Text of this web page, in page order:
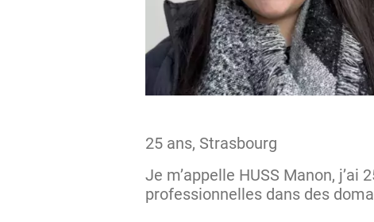
25 ans, Strasbourg
Je m’appelle HUSS Manon,
professionnelles dans des